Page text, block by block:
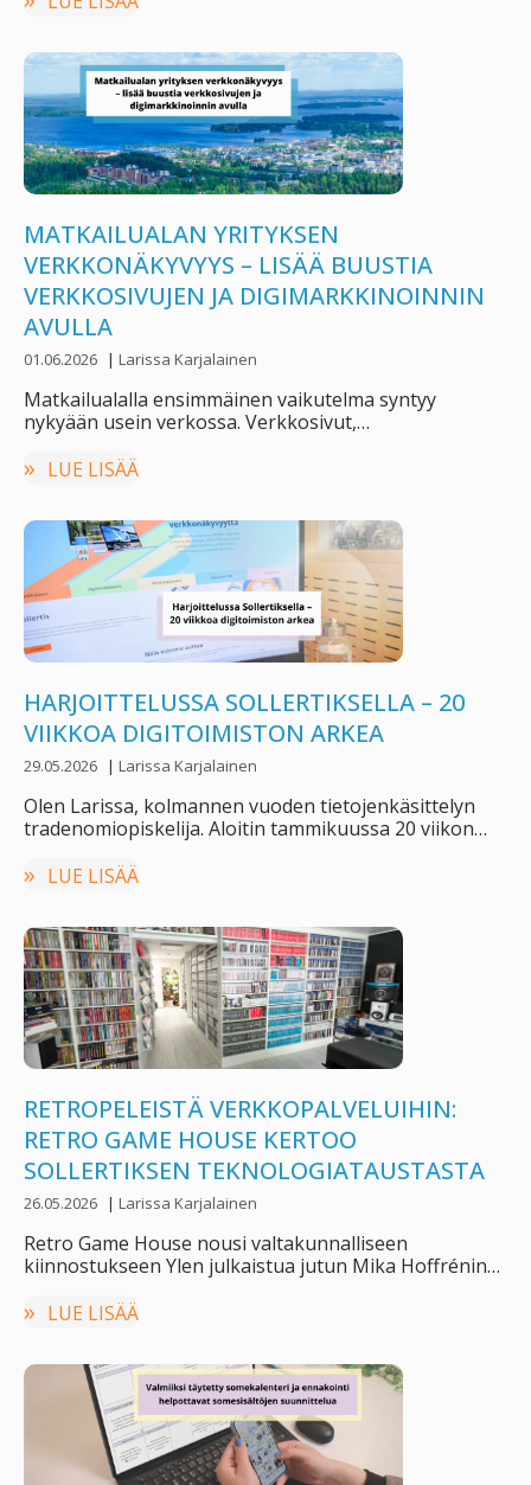
MATKAILUALAN YRITYKSEN
VERKKONÄKYVYYS – LISÄÄ BUUSTIA
VERKKOSIVUJEN JA DIGIMARKKINOINNIN
AVULLA
01.06.2026 | Larissa Karjalainen
Matkailualalla ensimmäinen vaikutelma syntyy
nykyään usein verkossa. Verkkosivut,
yhä enemmän …
LUE LISÄÄ
HARJOITTELUSSA SOLLERTIKSELLA – 20
VIIKKOA DIGITOIMISTON ARKEA
29.05.2026 | Larissa Karjalainen
Olen Larissa, kolmannen vuoden tietojenkäsittelyn
tradenomiopiskelija. Aloitin tammikuussa 20 viikon
LUE LISÄÄ
RETROPELEISTÄ VERKKOPALVELUIHIN:
RETRO GAME HOUSE KERTOO
SOLLERTIKSEN TEKNOLOGIATAUSTASTA
26.05.2026 | Larissa Karjalainen
Retro Game House nousi valtakunnalliseen
kiinnostukseen Ylen julkaistua jutun Mika Hoffrénin
LUE LISÄÄ